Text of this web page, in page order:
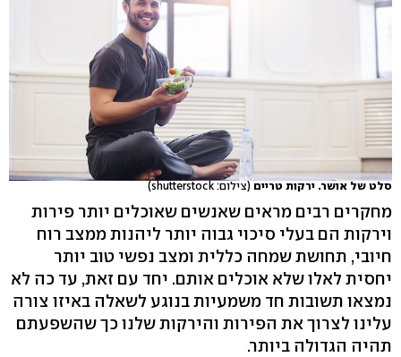
סלט של אושר. ירקות טריים (צילום: shutterstock)
מחקרים רבים מראים שאנשים שאוכלים יותר פירות
וירקות הם בעלי סיכוי גבוה יותר ליהנות ממצב רוח
חיובי, תחושת שמחה כללית ומצב נפשי טוב יותר
יחסית לאלו שלא אוכלים אותם. יחד עם זאת, עד כה לא
נמצאו תשובות חד משמעיות בנוגע לשאלה באיזו צורה
עלינו לצרוך את הפירות והירקות שלנו כך שהשפעתם
תהיה הגדולה ביותר.